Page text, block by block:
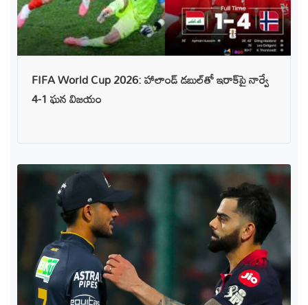
FIFA World Cup 2026: హాలాండ్ డబుల్‌తో ఇరాక్‌పై నార్వే
4-1 ఘన విజయం